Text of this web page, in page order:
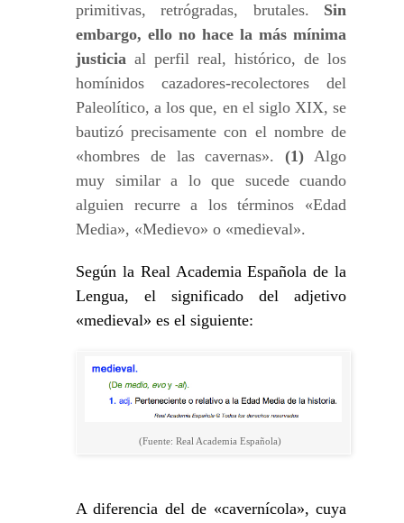
primitivas, retrógradas, brutales. Sin
embargo, ello no hace la más mínima
justicia al perfil real, histórico, de los
homínidos cazadores-recolectores del
Paleolítico, a los que, en el siglo XIX, se
bautizó precisamente con el nombre de
«hombres de las cavernas».(1) Algo
muy similar a lo que sucede cuando
alguien recurre a los términos «Edad
Media», «Medievo» o «medieval».
Según la Real Academia Española de la
Lengua, el significado del adjetivo
«medieval» es el siguiente:
(Fuente: Real Academia Española)
A diferencia del de «cavernícola», cuya